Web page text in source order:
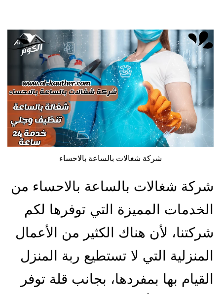
شركة شغالات بالساعة بالاحساء
شركة شغالات بالساعة بالاحساء من
الخدمات المميزة التي توفرها لكم
شركتنا، لأن هناك الكثير من الأعمال
المنزلية التي لا تستطيع ربة المنزل
القيام بها بمفردها، بجانب قلة توفر